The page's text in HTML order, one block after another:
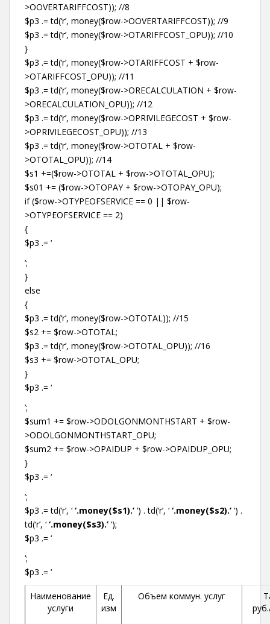
>OOVERTARIFFCOST)); //8
$p3 .= td(‘r’, money($row->OOVERTARIFFCOST)); //9
$p3 .= td(‘r’, money($row->OTARIFFCOST_OPU)); //10
}
$p3 .= td(‘r’, money($row->OTARIFFCOST + $row-
>OTARIFFCOST_OPU)); //11
$p3 .= td(‘r’, money($row->ORECALCULATION + $row-
>ORECALCULATION_OPU)); //12
$p3 .= td(‘r’, money($row->OPRIVILEGECOST + $row-
>OPRIVILEGECOST_OPU)); //13
$p3 .= td(‘r’, money($row->OTOTAL + $row-
>OTOTAL_OPU)); //14
$s1 +=($row->OTOTAL + $row->OTOTAL_OPU);
$s01 += ($row->OTOPAY + $row->OTOPAY_OPU);
if ($row->OTYPEOFSERVICE == 0 || $row-
>OTYPEOFSERVICE == 2)
{
$p3 .= ‘
‘;
}
else
{
$p3 .= td(‘r’, money($row->OTOTAL)); //15
$s2 += $row->OTOTAL;
$p3 .= td(‘r’, money($row->OTOTAL_OPU)); //16
$s3 += $row->OTOTAL_OPU;
}
$p3 .= ‘
‘;
$sum1 += $row->ODOLGONMONTHSTART + $row-
>ODOLGONMONTHSTART_OPU;
$sum2 += $row->OPAIDUP + $row->OPAIDUP_OPU;
}
$p3 .= ‘
‘;
$p3 .= td(‘r’, ‘ ‘.money($s1).’ ‘) . td(‘r’, ‘ ‘.money($s2).’ ‘) .
td(‘r’, ‘ ‘.money($s3).’ ‘);
$p3 .= ‘
‘;
$p3 .= ‘
Наименование
услуги
Ед.
изм
Объем коммун. услуг